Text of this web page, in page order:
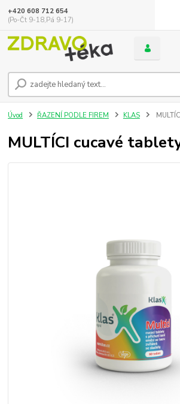
+420 608 712 654
(Po-Čt 9-18,Pá 9-17)
Úvod ŘAZENÍ PODLE FIREM KLAS
MULTÍCI cucavé